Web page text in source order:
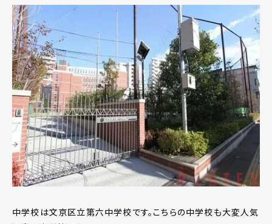
中学校は文京区立第六中学校です。こちらの中学校も大変人気